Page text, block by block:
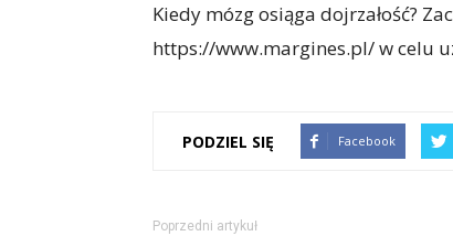
Kiedy mózg osiąga dojrzałość?
https://www.margines.pl/ w celu
PODZIEL SIĘ Facebook
Poprzedni artykuł